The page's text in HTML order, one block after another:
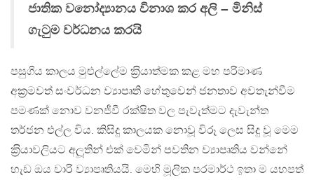
ජාතික වනෝද්‍යානය විනාශ කර අලි – මිනිස්
ගැටුම වර්ධනය කරයි
පසුගිය කාලය මුළුල්ලේම ක‍්‍රියාත්මක කළ මහ පරිමාණ
අක‍්‍රමවත් සංවර්ධන ව්‍යාපෘති හේතුවෙන් ජනතාව අවතැන්වීම
පමණක් නොව වනජීවී රක්ෂිත වල පැවැත්මට දැවැන්ත
තර්ජන එල්ල විය. කිසිදු කාලයක නොවූ විරූ ලෙස සිදු වූ මෙම
ක‍්‍රියාවලියට අලූතින් එක් වෙමින් පවතින ව්‍යාපෘතිය වන්නේ
හැඩ ඔය වාරි ව්‍යාපෘතියයි. මෙහි මූලික පරමාර්ථ ඉතා ම යහපත්